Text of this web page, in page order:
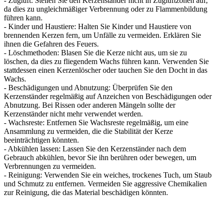
da dies zu ungleichmäßiger Verbrennung oder zu Flammenbildung
führen kann.
- Kinder und Haustiere: Halten Sie Kinder und Haustiere von
brennenden Kerzen fern, um Unfälle zu vermeiden. Erklären Sie
ihnen die Gefahren des Feuers.
- Löschmethoden: Blasen Sie die Kerze nicht aus, um sie zu
löschen, da dies zu fliegendem Wachs führen kann. Verwenden Sie
stattdessen einen Kerzenlöscher oder tauchen Sie den Docht in das
Wachs.
- Beschädigungen und Abnutzung: Überprüfen Sie den
Kerzenständer regelmäßig auf Anzeichen von Beschädigungen oder
Abnutzung. Bei Rissen oder anderen Mängeln sollte der
Kerzenständer nicht mehr verwendet werden.
- Wachsreste: Entfernen Sie Wachsreste regelmäßig, um eine
Ansammlung zu vermeiden, die die Stabilität der Kerze
beeinträchtigen könnten.
- Abkühlen lassen: Lassen Sie den Kerzenständer nach dem
Gebrauch abkühlen, bevor Sie ihn berühren oder bewegen, um
Verbrennungen zu vermeiden.
- Reinigung: Verwenden Sie ein weiches, trockenes Tuch, um Staub
und Schmutz zu entfernen. Vermeiden Sie aggressive Chemikalien
zur Reinigung, die das Material beschädigen könnten.